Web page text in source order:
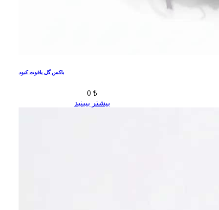
باکس گل یاقوت کبود
0 ₺
بیشتر ببینید